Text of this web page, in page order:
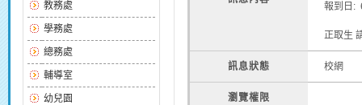
教務處
學務處
總務處
輔導室
幼兒園
報到日:
正取生
訊息狀態 校網
瀏覽權限